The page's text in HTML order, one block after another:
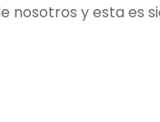
nosotros y esta es